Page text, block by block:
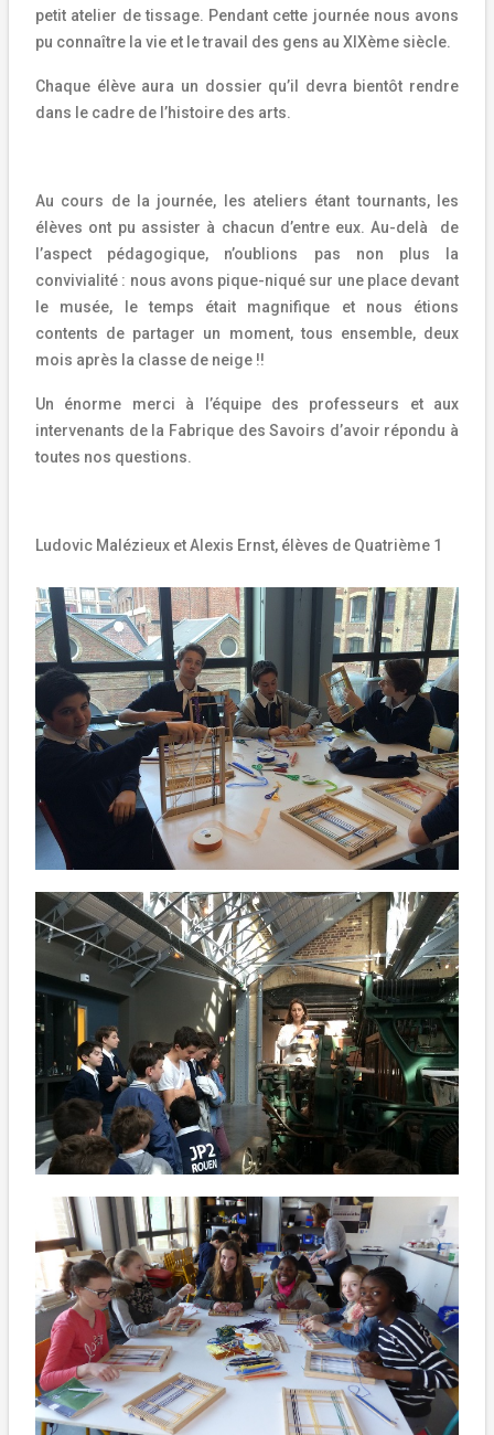
petit atelier de tissage. Pendant cette journée nous avons
pu connaître la vie et le travail des gens au XIXème siècle.
Chaque élève aura un dossier qu’il devra bientôt rendre
dans le cadre de l’histoire des arts.
Au cours de la journée, les ateliers étant tournants, les
élèves ont pu assister à chacun d’entre eux. Au-delà
de
l’aspect pédagogique, n’oublions pas non plus la
convivialité : nous avons pique-niqué sur une place devant
le musée, le temps était magnifique et nous étions
contents de partager un moment, tous ensemble, deux
mois après la classe de neige !!
Un énorme merci à l’équipe des professeurs et aux
intervenants de la Fabrique des Savoirs d’avoir répondu à
toutes nos questions.
Ludovic Malézieux et Alexis Ernst, élèves de Quatrième 1